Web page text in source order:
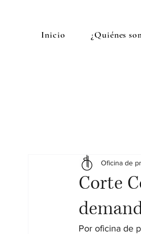
Inicio ¿Quiénes
Corte
Oficina de
Por oficina de